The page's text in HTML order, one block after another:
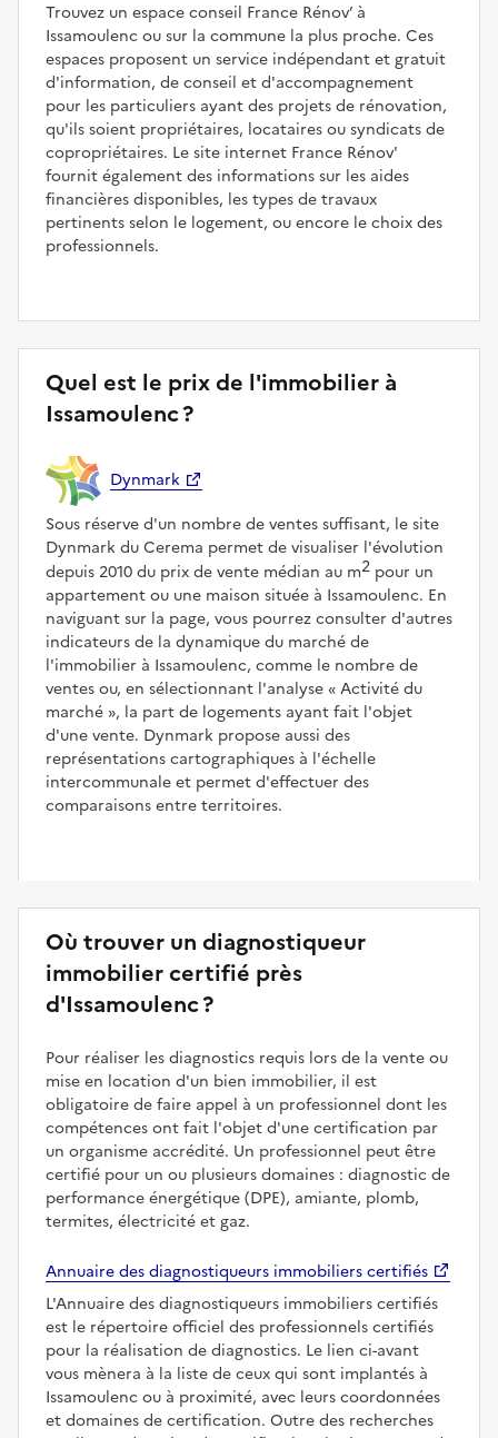
Trouvez un espace conseil France Rénov’ à
Issamoulenc ou sur la commune la plus proche. Ces
espaces proposent un service indépendant et gratuit
d'information, de conseil et d'accompagnement
pour les particuliers ayant des projets de rénovation,
qu'ils soient propriétaires, locataires ou syndicats de
copropriétaires. Le site internet France Rénov'
fournit également des informations sur les aides
financières disponibles, les types de travaux
pertinents selon le logement, ou encore le choix des
professionnels.
Quel est le prix de l'immobilier à
Issamoulenc ?
Dynmark
Sous réserve d'un nombre de ventes suffisant, le site
Dynmark du Cerema permet de visualiser l'évolution
depuis 2010 du prix de vente médian au m2 pour un
appartement ou une maison située à Issamoulenc. En
naviguant sur la page, vous pourrez consulter d'autres
indicateurs de la dynamique du marché de
l'immobilier à Issamoulenc, comme le nombre de
ventes ou, en sélectionnant l'analyse
Activité du
marché , la part de logements ayant fait l'objet
d'une vente. Dynmark propose aussi des
représentations cartographiques à l'échelle
intercommunale et permet d'effectuer des
comparaisons entre territoires.
Où trouver un diagnostiqueur
immobilier certifié près
d'Issamoulenc ?
Pour réaliser les diagnostics requis lors de la vente ou
mise en location d'un bien immobilier, il est
obligatoire de faire appel à un professionnel dont les
compétences ont fait l'objet d'une certification par
un organisme accrédité. Un professionnel peut être
certifié pour un ou plusieurs domaines : diagnostic de
performance énergétique (DPE), amiante, plomb,
termites, électricité et gaz.
Annuaire des diagnostiqueurs immobiliers certifiés
L'Annuaire des diagnostiqueurs immobiliers certifiés
est le répertoire officiel des professionnels certifiés
pour la réalisation de diagnostics. Le lien ci-avant
vous mènera à la liste de ceux qui sont implantés à
Issamoulenc ou à proximité, avec leurs coordonnées
et domaines de certification. Outre des recherches